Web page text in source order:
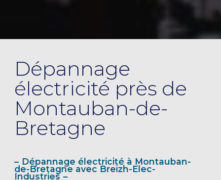
Dépannage
électricité près de
Montauban-de-
Bretagne
Dépannage électricité à Montauban-
de-Bretagne avec Breizh-Elec-
Industries